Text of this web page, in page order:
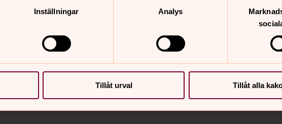
Inställningar Analys
Tillåt urval Tillåt alla